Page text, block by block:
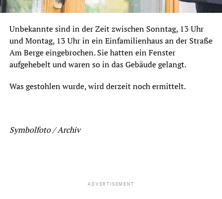
Unbekannte sind in der Zeit zwischen Sonntag, 13 Uhr
und Montag, 13 Uhr in ein Einfamilienhaus an der Straße
Am Berge eingebrochen. Sie hatten ein Fenster
aufgehebelt und waren so in das Gebäude gelangt.
Was gestohlen wurde, wird derzeit noch ermittelt.
Symbolfoto / Archiv
ADVERTISEMENT